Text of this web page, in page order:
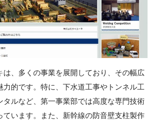
は、多くの事業を展開しており、その幅広
力的です。特に、下水道工事やトンネル工
タルなど、第一事業部では高度な専門技術
ています。また、新幹線の防音壁支柱製作